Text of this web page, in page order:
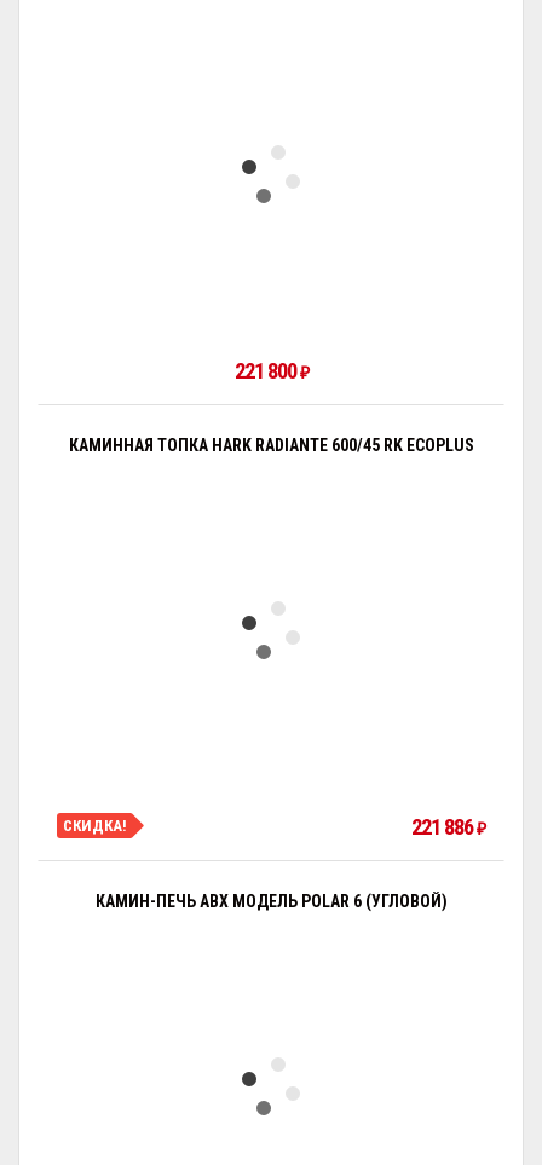
221 800 ₽
КАМИННАЯ ТОПКА HARK RADIANTE 600/45 RK ECOPLUS
СКИДКА! 221 886 ₽
КАМИН-ПЕЧЬ ABX МОДЕЛЬ POLAR 6 (УГЛОВОЙ)